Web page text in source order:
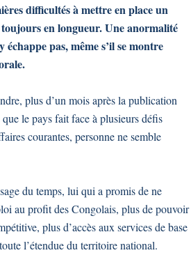
difficultés à mettre en place un
en longueur. Une anormalité
pas, même s’il se montre
plus d’un mois après la publication
le pays fait face à plusieurs défis
courantes, personne ne semble
du temps, lui qui a promis de ne
au profit des Congolais, plus de pouvoir
plus d’accès aux services de base
l’étendue du territoire national.